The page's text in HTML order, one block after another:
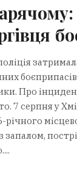
Про
7 серпня у
річного
запалом,